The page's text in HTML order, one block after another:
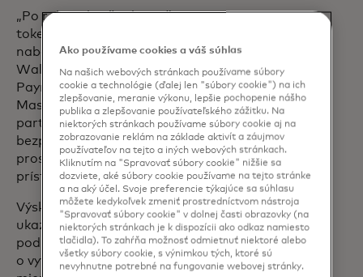
„Po roku od začiatku našej 100 %
tokenizácie a autentifikácie Európa
naberá na sile,“ povedal Brice van de
Walle, výkonný viceprezident, Core
Payments Europe,
Mastercard. „Spolupracujeme s
partnermi, aby boli digitálne platby
bezpečnejšie a bezproblémovejšie
prostredníctvom služby Click to Pay,
prístupových kľúčov a tokenov.“
Výskum spoločnosti Mastercard1
ukazuje, že 54 % Európanov sa cíti
podráždene, keď sú pri platbe požiadaní
o vytvorenie účtu, a 82 % uvádza určitú
Ako používame cookies a váš súhlas
Na našich webových stránkach používame súbory
cookie a technológie (ďalej len "súbory cookie") na ich
zlepšovanie, meranie výkonu, lepšie pochopenie nášho
publika a zlepšovanie používateľského zážitku. Na
niektorých stránkach používame súbory cookie aj na
zobrazovanie reklám na základe aktivít a záujmov
používateľov na tejto a iných webových stránkach.
Kliknutím na "Spravovať súbory cookie" nižšie sa
dozviete, aké súbory cookie používame na tejto stránke
a na aký účel. Svoje preferencie týkajúce sa súhlasu
môžete kedykoľvek zmeniť prostredníctvom nástroja
"Spravovať súbory cookie" v dolnej časti obrazovky (na
niektorých stránkach je k dispozícii ako odkaz namiesto
tlačidla). To zahŕňa možnosť odmietnuť niektoré alebo
všetky súbory cookie, s výnimkou tých, ktoré sú
nevyhnutne potrebné na fungovanie webovej stránky.